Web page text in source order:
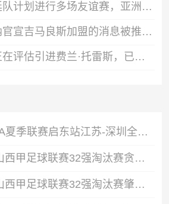
奥莱报：阿根廷队计划进行多场友谊赛，亚洲是主要考虑的目的地
阿斯报：阿森纳官宣吉马良斯加盟的消息被推迟，球员已加入训练中
记者：阿森纳正在评估引进费兰·托雷斯，已经询问了球员情况
08月07日CBA夏季联赛启东站江苏-深圳全场录像
08月04日佛山西甲足球联赛32强淘汰赛贪玩游戏VS美的薪火全场录像
08月04日佛山西甲足球联赛32强淘汰赛肇庆恒骏成VS三七互娱全场录像